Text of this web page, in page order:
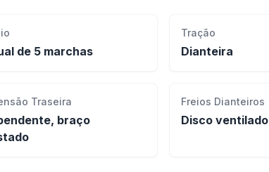
de 5 marchas
Tração
Dianteira
Traseira
braço
Freios Dianteiros
Disco ventilado